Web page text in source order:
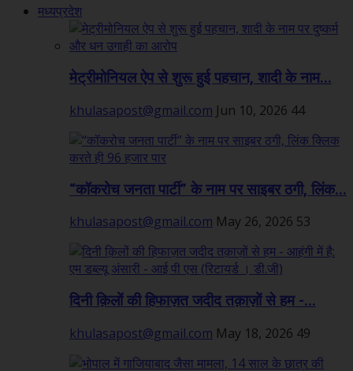
मध्यप्रदेश
मेट्रीमोनियल ऐप से शुरू हुई पहचान, शादी के नाम...
khulasapost@gmail.com Jun 10, 2026 44
“कॉकरोच जनता पार्टी” के नाम पर साइबर ठगी, लिंक...
khulasapost@gmail.com May 26, 2026 53
दिनी क़िलों की हिफाज़त जदीद तक़ाज़ों से हम -...
khulasapost@gmail.com May 18, 2026 49